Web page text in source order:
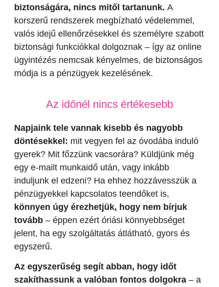
biztonságára, nincs mitől tartanunk. A
korszerű rendszerek megbízható védelemmel,
valós idejű ellenőrzésekkel és személyre szabott
biztonsági funkciókkal dolgoznak – így az online
ügyintézés nemcsak kényelmes, de biztonságos
módja is a pénzügyek kezelésének.
Az időnél nincs értékesebb
Napjaink tele vannak kisebb és nagyobb
döntésekkel: mit vegyen fel az óvodába induló
gyerek? Mit főzzünk vacsorára? Küldjünk még
egy e-mailt munkaidő után, vagy inkább
induljunk el edzeni? Ha ehhez hozzávesszük a
pénzügyekkel kapcsolatos teendőket is,
könnyen úgy érezhetjük, hogy nem bírjuk
tovább– éppen ezért óriási könnyebbséget
jelent, ha egy szolgáltatás átlátható, gyors és
egyszerű.
Az egyszerűség segít abban, hogy időt
szakíthassunk a valóban fontos dolgokra– a